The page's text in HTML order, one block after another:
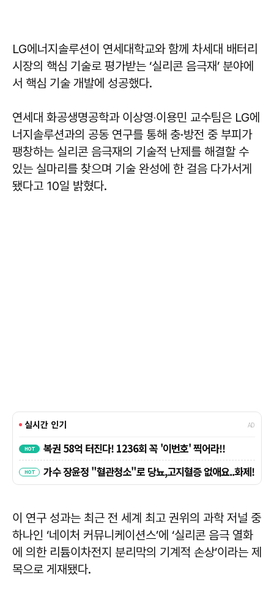
LG에너지솔루션이 연세대학교와 함께 차세대 배터리
시장의 핵심 기술로 평가받는 ‘실리콘 음극재’ 분야에
서 핵심 기술 개발에 성공했다.
연세대 화공생명공학과 이상영‧이용민 교수팀은 LG에
너지솔루션과의 공동 연구를 통해 충·방전 중 부피가
팽창하는 실리콘 음극재의 기술적 난제를 해결할 수
있는 실마리를 찾으며 기술 완성에 한 걸음 다가서게
됐다고 10일 밝혔다.
이 연구 성과는 최근 전 세계 최고 권위의 과학 저널 중
하나인 ‘네이처 커뮤니케이션스’에 ‘실리콘 음극 열화
에 의한 리튬이차전지 분리막의 기계적 손상’이라는 제
목으로 게재됐다.